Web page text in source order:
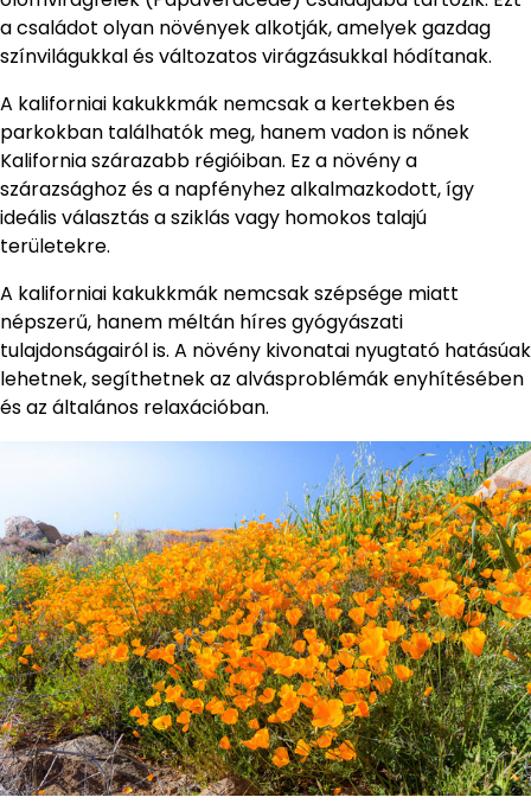
a családot olyan növények alkotják, amelyek gazdag
színvilágukkal és változatos virágzásukkal hódítanak.
A kaliforniai kakukkmák nemcsak a kertekben és
parkokban találhatók meg, hanem vadon is nőnek
Kalifornia szárazabb régióiban. Ez a növény a
szárazsághoz és a napfényhez alkalmazkodott, így
ideális választás a sziklás vagy homokos talajú
területekre.
A kaliforniai kakukkmák nemcsak szépsége miatt
népszerű, hanem méltán híres gyógyászati
tulajdonságairól is. A növény kivonatai nyugtató hatásúak
lehetnek, segíthetnek az alvásproblémák enyhítésében
és az általános relaxációban.